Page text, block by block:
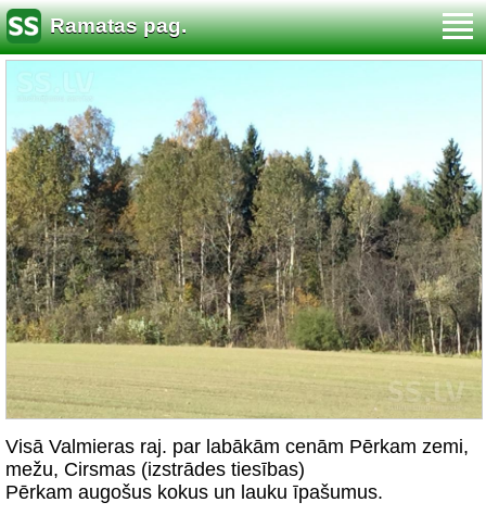
Ramatas pag.
Visā Valmieras raj. par labākām cenām Pērkam zemi,
mežu, Cirsmas (izstrādes tiesības)
Pērkam augošus kokus un lauku īpašumus.